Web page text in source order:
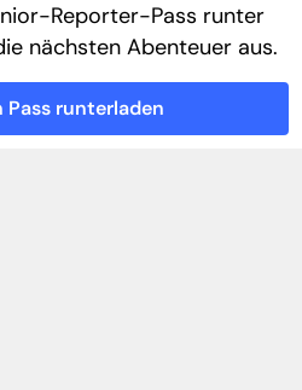
Reporter-Pass runter
nächsten Abenteuer aus.
Pass runterladen